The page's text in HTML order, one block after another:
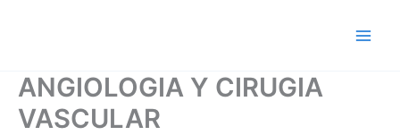
ANGIOLOGIA Y CIRUGIA
VASCULAR